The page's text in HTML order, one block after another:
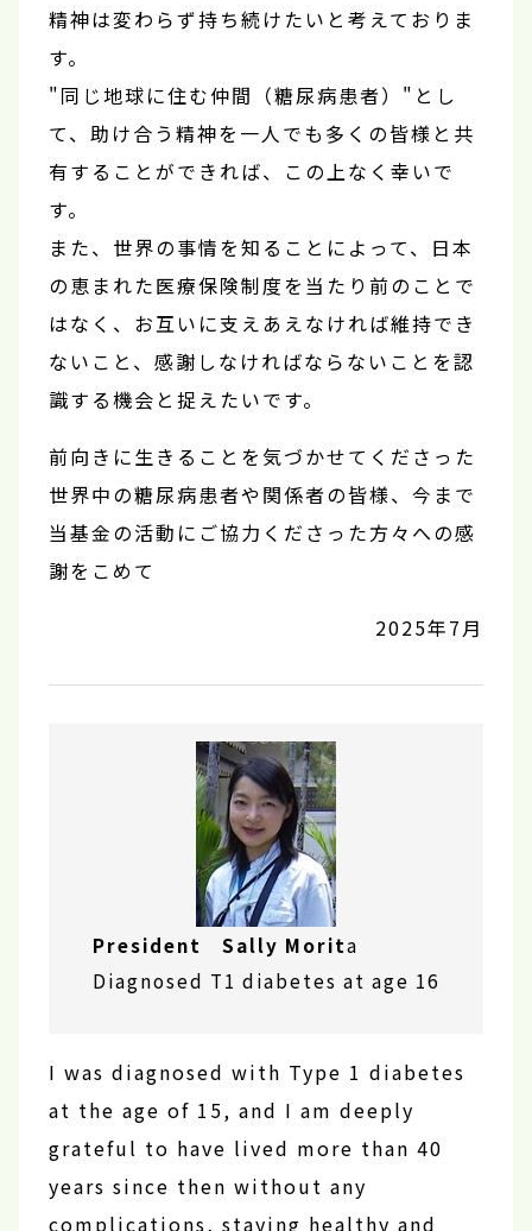
精神は変わらず持ち続けたいと考えておりま
す。
"同じ地球に住む仲間（糖尿病患者）"とし
て、助け合う精神を一人でも多くの皆様と共
有することができれば、この上なく幸いで
す。
また、世界の事情を知ることによって、日本
の恵まれた医療保険制度を当たり前のことで
はなく、お互いに支えあえなければ維持でき
ないこと、感謝しなければならないことを認
識する機会と捉えたいです。
前向きに生きることを気づかせてくださった
世界中の糖尿病患者や関係者の皆様、今まで
当基金の活動にご協力くださった方々への感
謝をこめて
2025年7月
President Sally Morita
Diagnosed T1 diabetes at age 16
I was diagnosed with Type 1 diabetes
at the age of 15, and I am deeply
grateful to have lived more than 40
years since then without any
complications, staying healthy and